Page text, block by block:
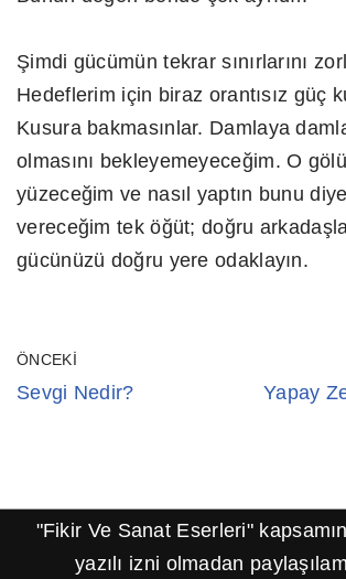
Şimdi gücümün tekrar sınırlarını
Hedeflerim için biraz orantısız güç
Kusura bakmasınlar. Damlaya
olmasını bekleyemeyeceğim. O
yüzeceğim ve nasıl yaptın bunu
vereceğim tek öğüt; doğru
gücünüzü doğru yere odaklayın.
ÖNCEKI
Sevgi Nedir? Yapay
"Fikir Ve Sanat Eserleri"
yazılı izni olmadan